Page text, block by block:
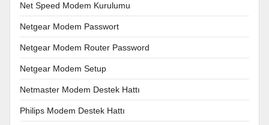
Net Speed Modem Kurulumu
Netgear Modem Passwort
Netgear Modem Router Password
Netgear Modem Setup
Netmaster Modem Destek Hattı
Philips Modem Destek Hattı